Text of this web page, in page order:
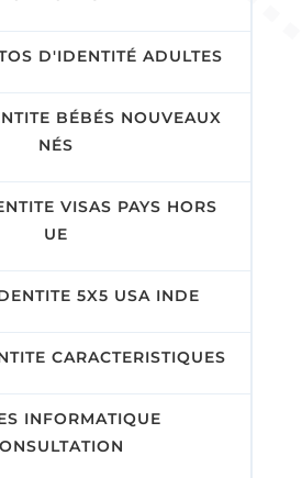
D'IDENTITÉ ADULTES
BÉBÉS NOUVEAUX
NÉS
VISAS PAYS HORS
UE
5X5 USA INDE
CARACTERISTIQUES
INFORMATIQUE